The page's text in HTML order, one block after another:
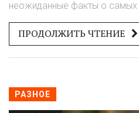
неожиданные факты о
рыбах у людей.
ПРОДОЛЖИТЬ ЧТЕНИЕ
РАЗНОЕ